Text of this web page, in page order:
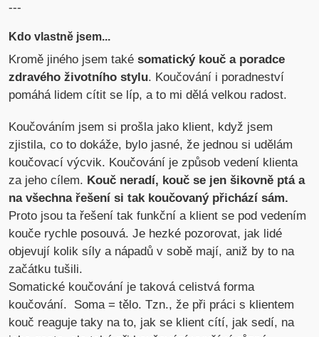
---
Kdo vlastně jsem...
Kromě jiného jsem takésomatický kouč a poradce
zdravého životního stylu. Koučování i poradneství
pomáhá lidem cítit se líp, a to mi dělá velkou radost.
Koučováním jsem si prošla jako klient, když jsem
zjistila, co to dokáže, bylo jasné, že jednou si udělám
koučovací výcvik. Koučování je způsob vedení klienta
za jeho cílem. Kouč neradí, kouč se jen šikovně ptá a
na všechna řešení si tak koučovaný přichází sám.
Proto jsou ta řešení tak funkční a klient se pod vedením
kouče rychle posouvá. Je hezké pozorovat, jak lidé
objevují kolik síly a nápadů v sobě mají, aniž by to na
začátku tušili.
Somatické koučování je taková celistvá forma
koučování. Soma = tělo. Tzn., že při práci s klientem
kouč reaguje taky na to, jak se klient cítí, jak sedí, na